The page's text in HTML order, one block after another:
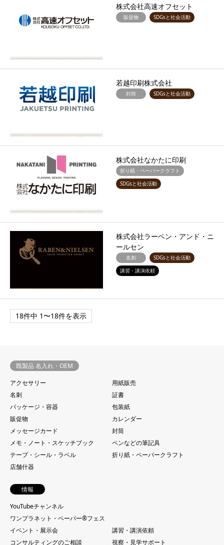
株式会社高速オフセット
販促物 SDGsと社会活動
若越印刷株式会社
封筒 SDGsと社会活動
株式会社なかたに印刷
折り紙・ペーパークラフト
SDGsと社会活動
株式会社ラーベン・アンド・ニ
ールセン
名刺
SDGsと社会活動
講習・講演依頼
18件中 1〜18件を表示
既製品 名入れ・OEM
アクセサリー
用紙販売
名刺
証書
パッケージ・容器
包装紙
販促物
カレンダー
メッセージカード
封筒
メモ・ノート・スケッチブック
ペンなどの筆記具
テープ・シール・ラベル
折り紙・ペーパークラフト
店舗什器
情報
YouTubeチャンネル
ワンプラネット・ペーパー®︎フェス
イベント・展示会
講習・講演依頼
コンサルティングのご相談
視察・見学サポート